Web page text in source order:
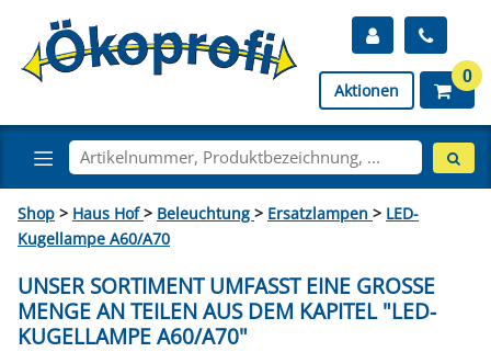
Aktionen
0
Shop > Haus Hof> Beleuchtung > Ersatzlampen > LED-
Kugellampe A60/A70
UNSER SORTIMENT UMFASST EINE GROSSE M
ENGE AN TEILEN AUS DEM KAPITEL "LED-K
UGELLAMPE A60/A70"